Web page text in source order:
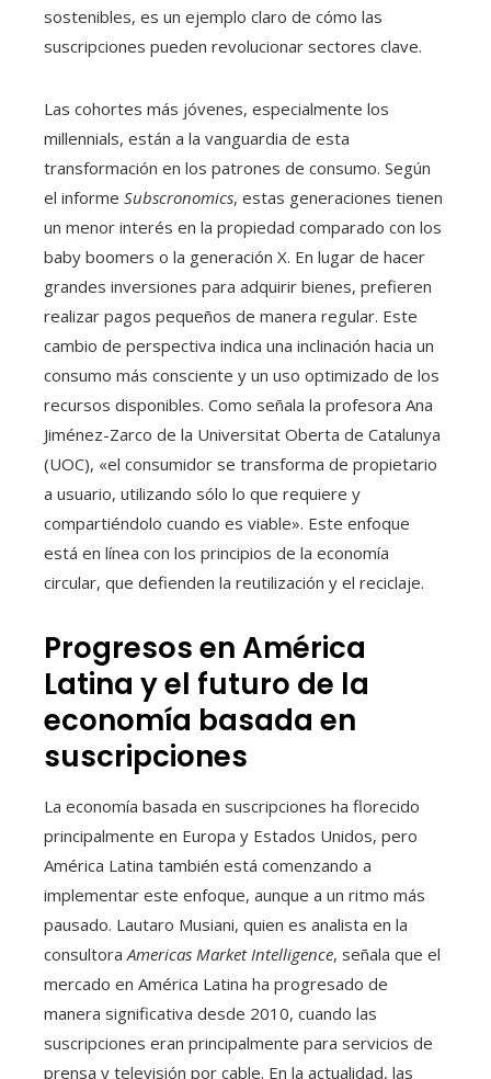
sostenibles, es un ejemplo claro de cómo las
suscripciones pueden revolucionar sectores clave.
Las cohortes más jóvenes, especialmente los
millennials, están a la vanguardia de esta
transformación en los patrones de consumo. Según
el informe Subscronomics, estas generaciones tienen
un menor interés en la propiedad comparado con los
baby boomers o la generación X. En lugar de hacer
grandes inversiones para adquirir bienes, prefieren
realizar pagos pequeños de manera regular. Este
cambio de perspectiva indica una inclinación hacia un
consumo más consciente y un uso optimizado de los
recursos disponibles. Como señala la profesora Ana
Jiménez-Zarco de la Universitat Oberta de Catalunya
(UOC), «el consumidor se transforma de propietario
a usuario, utilizando sólo lo que requiere y
compartiéndolo cuando es viable». Este enfoque
está en línea con los principios de la economía
circular, que defienden la reutilización y el reciclaje.
Progresos en América
Latina y el futuro de la
economía basada en
suscripciones
La economía basada en suscripciones ha florecido
principalmente en Europa y Estados Unidos, pero
América Latina también está comenzando a
implementar este enfoque, aunque a un ritmo más
pausado. Lautaro Musiani, quien es analista en la
consultoraAmericas Market Intelligence, señala que el
mercado en América Latina ha progresado de
manera significativa desde 2010, cuando las
suscripciones eran principalmente para servicios de
prensa y televisión por cable. En la actualidad, las